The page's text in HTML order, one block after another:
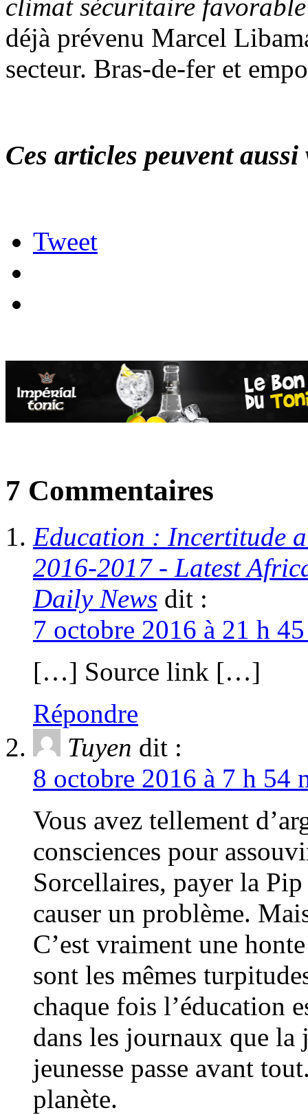
climat sécuritaire
déjà prévenu Marcel
secteur. Bras-de-fer et
Ces articles peuvent
Tweet
7 Commentaires
Education : Incertitude
2016-2017 - Latest
Daily News dit :
7 octobre 2016 à 21 h
[…] Source link […]
Répondre
Tuyen dit :
8 octobre 2016 à 7 h 54
Vous avez tellement
consciences pour
Sorcellaires, payer la
causer un problème.
C’est vraiment une
sont les mêmes
chaque fois l’éducation
dans les journaux que la
jeunesse passe avant
planète.